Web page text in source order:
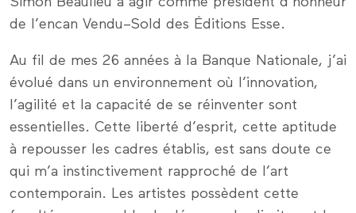
de l’encan Vendu–Sold des Éditions Esse.
Au fil de mes 26 années à la Banque Nationale, j’ai
évolué dans un environnement où l’innovation,
l’agilité et la capacité de se réinventer sont
essentielles. Cette liberté d’esprit, cette aptitude
à repousser les cadres établis, est sans doute ce
qui m’a instinctivement rapproché de l’art
contemporain. Les artistes possèdent cette